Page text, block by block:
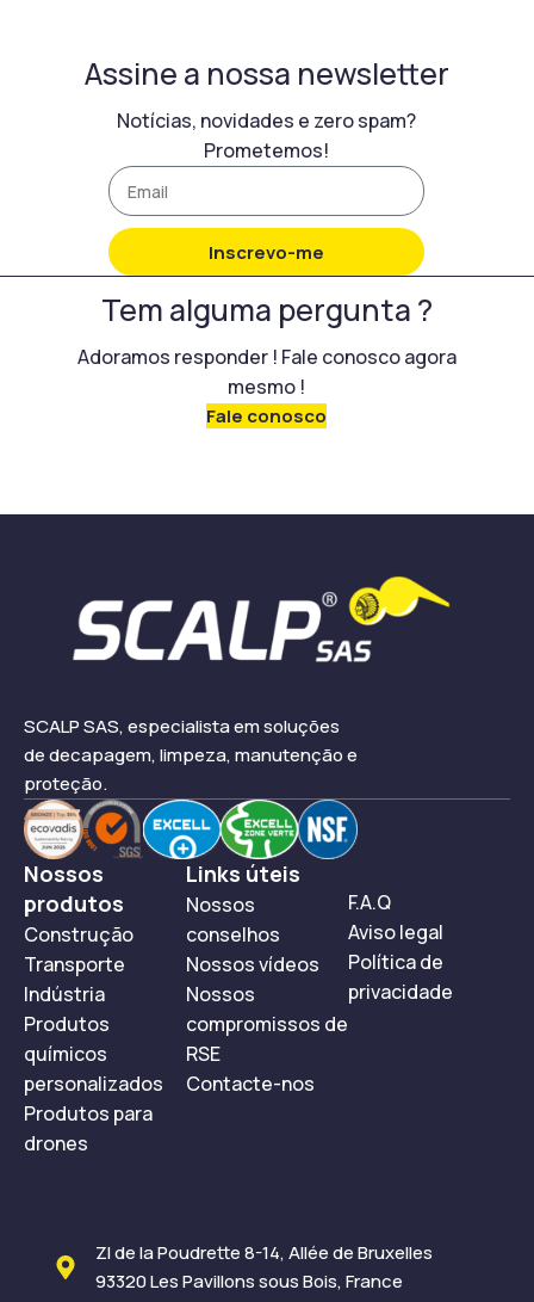
Assine a nossa newsletter
Notícias, novidades e zero spam?
Prometemos!
Inscrevo-me
Tem alguma pergunta ?
Adoramos responder ! Fale conosco agora
mesmo !
Fale conosco
SCALP SAS, especialista em soluções
de decapagem, limpeza, manutenção e
proteção.
Nossos
produtos
Construção
Transporte
Indústria
Produtos
químicos
personalizados
Produtos para
drones
Links úteis
Nossos
conselhos
Nossos vídeos
Nossos
compromissos de
RSE
Contacte-nos
F.A.Q
Aviso legal
Política de
privacidade
ZI de la Poudrette 8-14, Allée de Bruxelles
93320 Les Pavillons sous Bois, France